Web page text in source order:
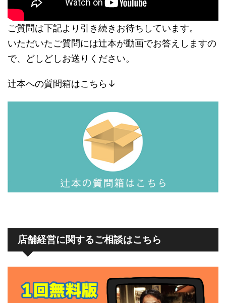
ご質問は下記より引き続きお待ちしています。
いただいたご質問には辻本が動画でお答えしますの
で、どしどしお送りください。
辻本への質問箱はこちら↓
店舗経営に関するご相談はこちら